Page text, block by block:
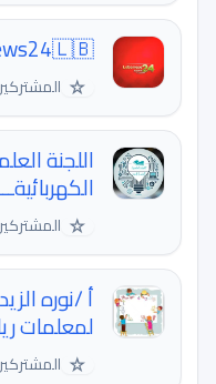
☆ المشتركين:
اللجنة
☆ المشتركين:
أ /نوره
لمعلمات
☆ المشتركين: